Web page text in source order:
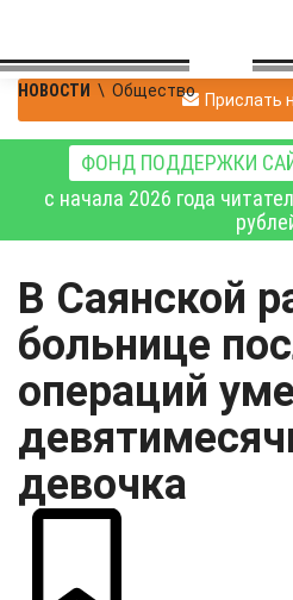
НОВОСТИ \ Общество Прислать
ФОНД ПОДДЕРЖКИ
с начала 2026 года
В Саянской
больнице
операций
девочка